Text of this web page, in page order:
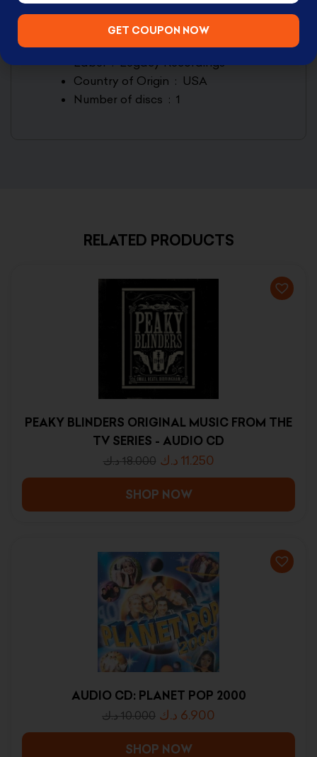
Manufacturer ‏ : ‎Legacy Recordings
Original Release Date ‏ : ‎2015
Run time ‏ : ‎54 minutes
Label ‏ : ‎Legacy Recordings
Country of Origin ‏ : ‎ USA
Number of discs ‏ : ‎ 1
RELATED PRODUCTS
PEAKY BLINDERS ORIGINAL MUSIC FROM THE
TV SERIES - AUDIO CD
18.000 د.ك 11.250 د.ك
SHOP NOW
AUDIO CD: PLANET POP 2000
10.000 د.ك 6.900 د.ك
SHOP NOW
GET COUPON NOW